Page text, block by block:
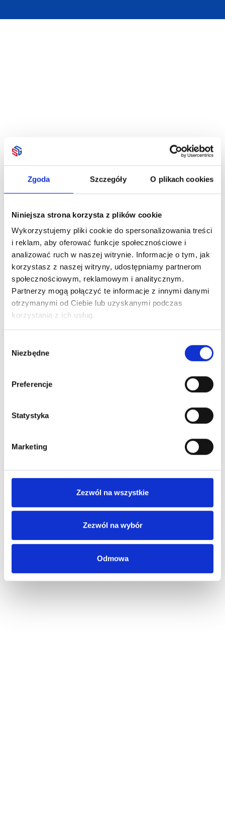
Zgoda Szczegóły O plikach cookies
Niniejsza strona korzysta z plików cookie
Wykorzystujemy pliki cookie do spersonalizowania treści
i reklam, aby oferować funkcje społecznościowe i
analizować ruch w naszej witrynie. Informacje o tym, jak
korzystasz z naszej witryny, udostępniamy partnerom
społecznościowym, reklamowym i analitycznym.
Partnerzy mogą połączyć te informacje z innymi danymi
otrzymanymi od Ciebie lub uzyskanymi podczas
korzystania z ich usług.
zgody
Niezbędne
Preferencje
Statystyka
Marketing
Zezwól na wszystkie
Zezwól na wybór
Odmowa